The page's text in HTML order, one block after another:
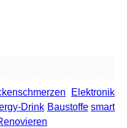
Elektronik
Drink Baustoffe smart